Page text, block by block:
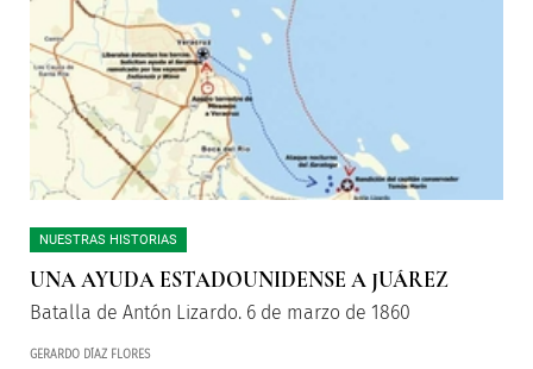
NUESTRAS HISTORIAS
UNA AYUDA ESTADOUNIDENSE A JUÁREZ
Batalla de Antón Lizardo. 6 de marzo de 1860
GERARDO DÍAZ FLORES